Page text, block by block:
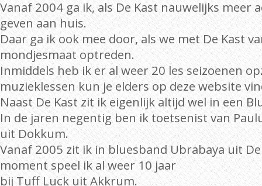
Vanaf 2004 ga ik, als De Kast nauwelijks meer
geven aan huis.
Daar ga ik ook mee door, als we met De Kast
mondjesmaat optreden.
Inmiddels heb ik er al weer 20 les seizoenen
muzieklessen kun je elders op deze website
Naast De Kast zit ik eigenlijk altijd wel in een
In de jaren negentig ben ik toetsenist van
uit Dokkum.
Vanaf 2005 zit ik in bluesband Ubrabaya uit
moment speel ik al weer 10 jaar
bij Tuff Luck uit Akkrum.